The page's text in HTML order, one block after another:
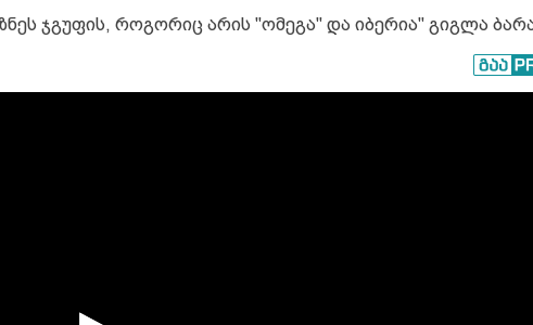
ჯგუფის, როგორიც არის "ომეგა" და იბერია" გიგლა